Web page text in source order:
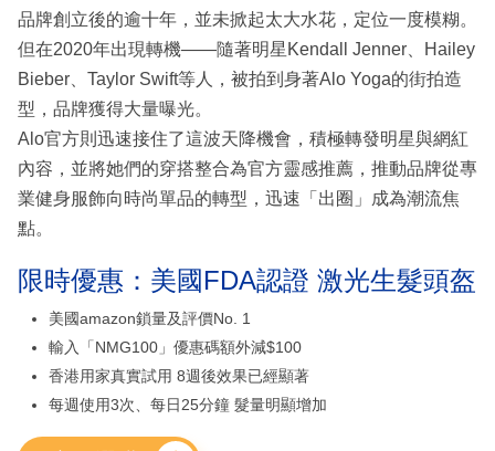
品牌創立後的逾十年，並未掀起太大水花，定位一度模糊。
但在2020年出現轉機——隨著明星Kendall Jenner、Hailey
Bieber、Taylor Swift等人，被拍到身著Alo Yoga的街拍造
型，品牌獲得大量曝光。
Alo官方則迅速接住了這波天降機會，積極轉發明星與網紅
內容，並將她們的穿搭整合為官方靈感推薦，推動品牌從專
業健身服飾向時尚單品的轉型，迅速「出圈」成為潮流焦
點。
限時優惠：美國FDA認證 激光生髮頭盔
美國amazon鎖量及評價No. 1
輸入「NMG100」優惠碼額外減$100
香港用家真實試用 8週後效果已經顯著
每週使用3次、每日25分鐘 髮量明顯增加